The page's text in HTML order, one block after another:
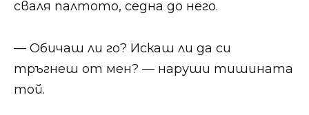
сваля палтото, седна до него.
— Обичаш ли го? Искаш ли да си
тръгнеш от мен? — наруши тишината
той.